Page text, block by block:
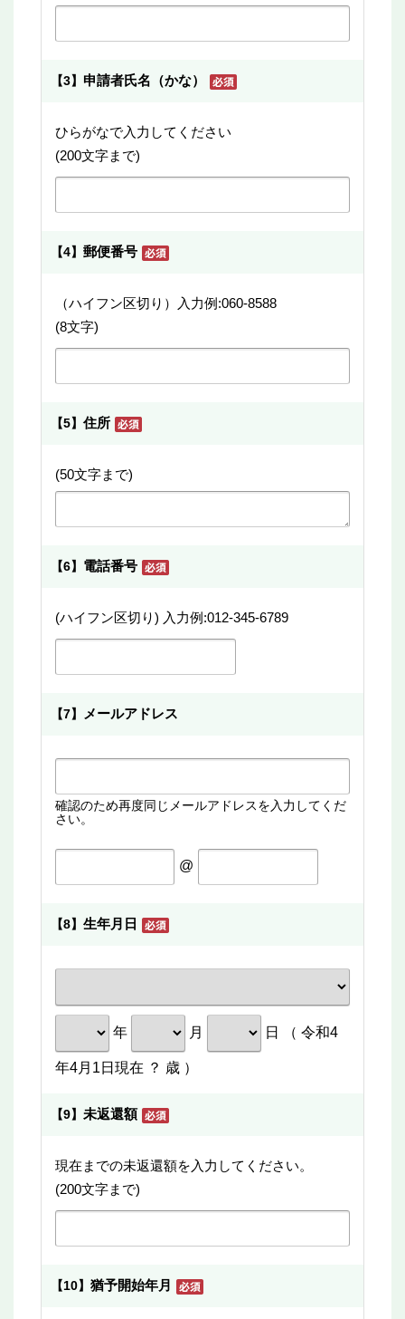
【3】 申請者氏名（かな）
ひらがなで入力してください
(200文字まで)
【4】 郵便番号
（ハイフン区切り）入力例:060-8588
(8文字)
【5】 住所
(50文字まで)
【6】 電話番号
(ハイフン区切り) 入力例:012-345-6789
【7】 メールアドレス
確認のため再度同じメールアドレスを入力してくだ
さい。
@
【8】 生年月日
年 月 日 （ 令和4
年4月1日現在 ？ 歳 ）
【9】 未返還額
現在までの未返還額を入力してください。
(200文字まで)
【10】 猶予開始年月